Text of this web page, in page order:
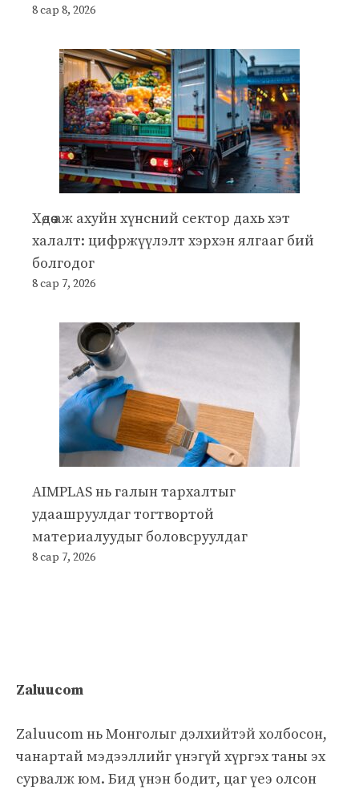
8 сар 8, 2026
Хөдөө аж ахуйн хүнсний сектор дахь хэт
халалт: цифржүүлэлт хэрхэн ялгааг бий
болгодог
8 сар 7, 2026
AIMPLAS нь галын тархалтыг
удаашруулдаг тогтвортой
материалуудыг боловсруулдаг
8 сар 7, 2026
Zaluucom
Zaluucom нь Монголыг дэлхийтэй холбосон,
чанартай мэдээллийг үнэгүй хүргэх таны эх
сурвалж юм. Бид үнэн бодит, цаг үеэ олсон